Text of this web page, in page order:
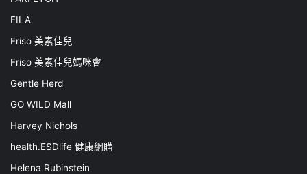
FILA
Friso 美素佳兒
Friso 美素佳兒媽咪會
Gentle Herd
GO WILD Mall
Harvey Nichols
health.ESDlife 健康網購
Helena Rubinstein